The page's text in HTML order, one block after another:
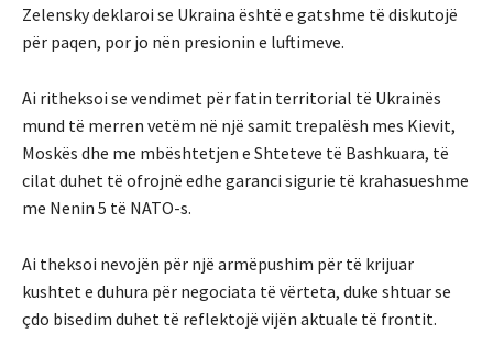
Zelensky deklaroi se Ukraina është e gatshme të diskutojë
për paqen, por jo nën presionin e luftimeve.
Ai ritheksoi se vendimet për fatin territorial të Ukrainës
mund të merren vetëm në një samit trepalësh mes Kievit,
Moskës dhe me mbështetjen e Shteteve të Bashkuara, të
cilat duhet të ofrojnë edhe garanci sigurie të krahasueshme
me Nenin 5 të NATO-s.
Ai theksoi nevojën për një armëpushim për të krijuar
kushtet e duhura për negociata të vërteta, duke shtuar se
çdo bisedim duhet të reflektojë vijën aktuale të frontit.